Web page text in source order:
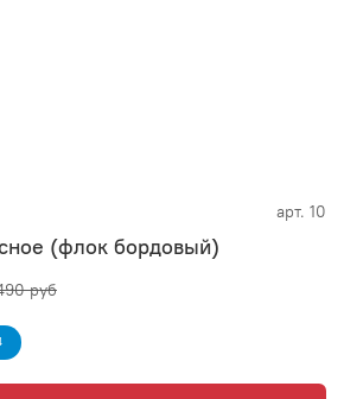
арт. 10
(флок бордовый)
руб